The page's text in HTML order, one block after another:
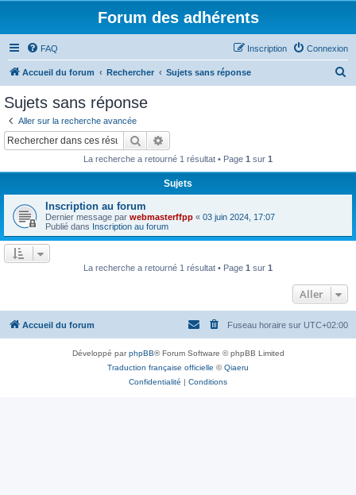
Forum des adhérents
FAQ Connexion
Inscription
Accueil du forum Rechercher Sujets sans réponse
r
Sujets sans réponse
Aller sur la recherche avancée
Rechercher
La recherche a retourné 1 résultat • Page 1 sur 1
Sujets
Inscription au forum
Dernier message par webmasterffpp « 03 juin 2024, 17:07
Publié dans Inscription au forum
La recherche a retourné 1 résultat • Page 1 sur 1
Aller
Accueil du forum Fuseau horaire sur UTC+02:00
Développé parphpBB® Forum Software © phpBB Limited
Traduction française officielle ©Qiaeru
Confidentialité | Conditions